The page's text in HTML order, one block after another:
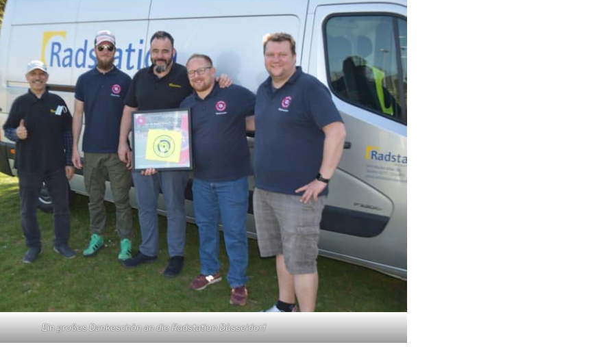
Ein großes Dankeschön an die Radstation Düsseldorf